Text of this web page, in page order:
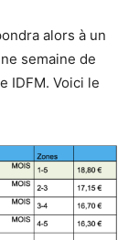
alors à un
semaine de
IDFM. Voici le